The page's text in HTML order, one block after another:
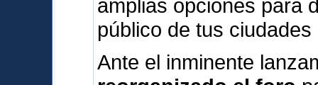
amplias opciones para
público de tus ciudades
Ante el inminente